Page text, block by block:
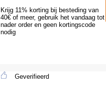
Krijg 11% korting bij besteding van
40€ of meer, gebruik het vandaag tot
nader order en geen kortingscode
nodig
Geverifieerd